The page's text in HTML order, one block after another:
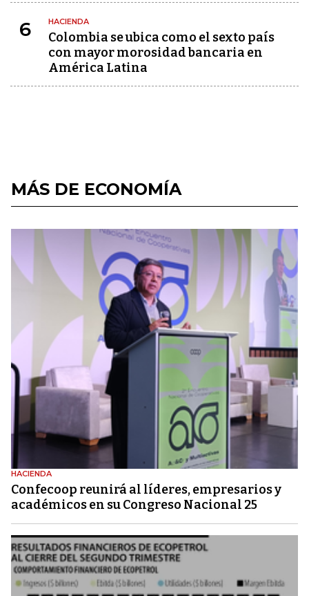
6 HACIENDA
Colombia se ubica como el sexto país
con mayor morosidad bancaria en
América Latina
MÁS DE ECONOMÍA
HACIENDA
Confecoop reunirá al líderes, empresarios y
académicos en su Congreso Nacional 25